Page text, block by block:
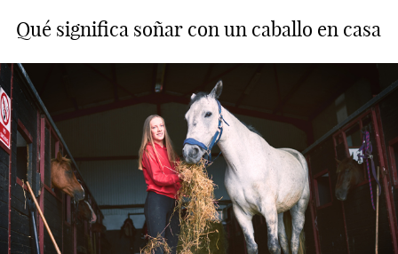
Qué significa soñar con un caballo en casa